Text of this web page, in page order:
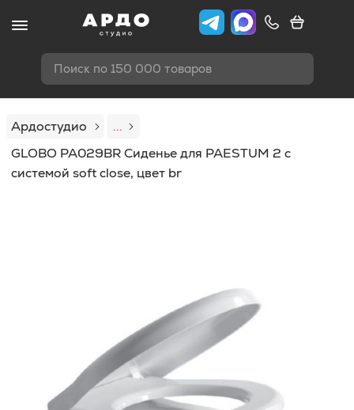
Поиск по 150 000 товаров
Ардостудио
...
GLOBO PA029BR Сиденье для PAESTUM 2 с
системой soft close, цвет br